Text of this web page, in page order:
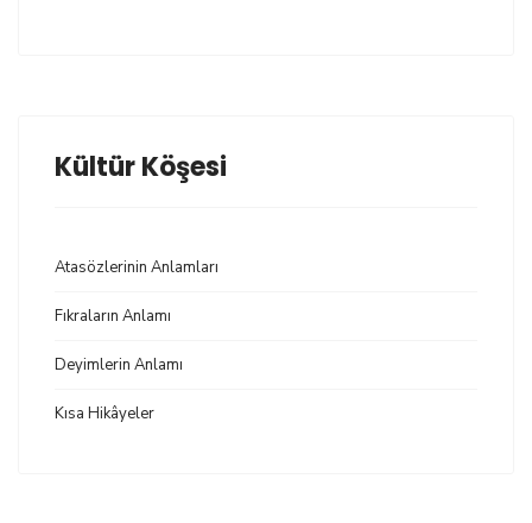
Kültür Köşesi
Atasözlerinin Anlamları
Fıkraların Anlamı
Deyimlerin Anlamı
Kısa Hikâyeler